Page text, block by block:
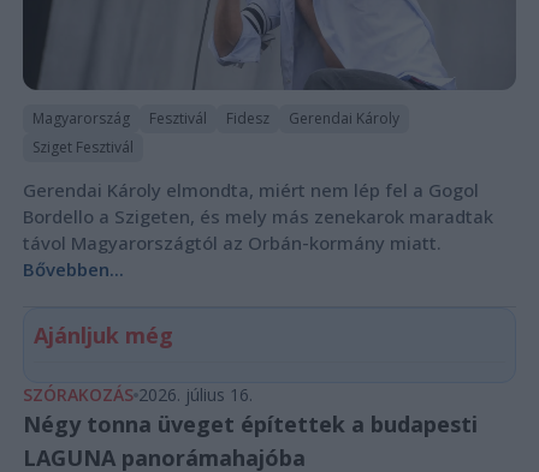
Magyarország Fesztivál Fidesz
Gerendai Károly
Sziget Fesztivál
Gerendai Károly elmondta, miért nem lép fel a Gogol
Bordello a Szigeten, és mely más zenekarok maradtak
távol Magyarországtól az Orbán-kormány miatt.
Bővebben...
Ajánljuk még
SZÓRAKOZÁS 2026. július 16.
Négy tonna üveget építettek a budapesti
LAGUNA panorámahajóba